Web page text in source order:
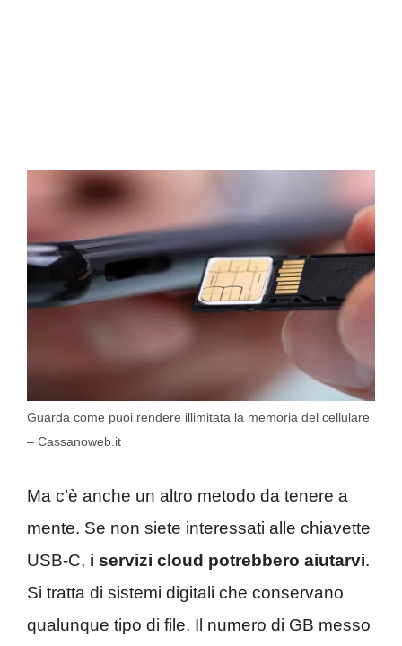
Guarda come puoi rendere illimitata la memoria del cellulare
– Cassanoweb.it
Ma c’è anche un altro metodo da tenere a
mente. Se non siete interessati alle chiavette
USB-C, i servizi cloud potrebbero aiutarvi.
Si tratta di sistemi digitali che conservano
qualunque tipo di file. Il numero di GB messo